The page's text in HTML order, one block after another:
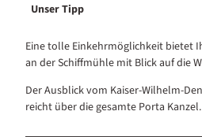
Unser Tipp
Eine tolle Einkehrmöglichkeit bietet
an der Schiffmühle mit Blick auf die
Der Ausblick vom Kaiser-Wilhelm-
reicht über die gesamte Porta Kanzel.